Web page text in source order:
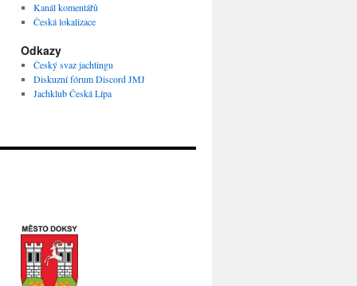
Kanál komentářů
Česká lokalizace
Odkazy
Český svaz jachtingu
Diskuzní fórum Discord JMJ
Jachklub Česká Lípa